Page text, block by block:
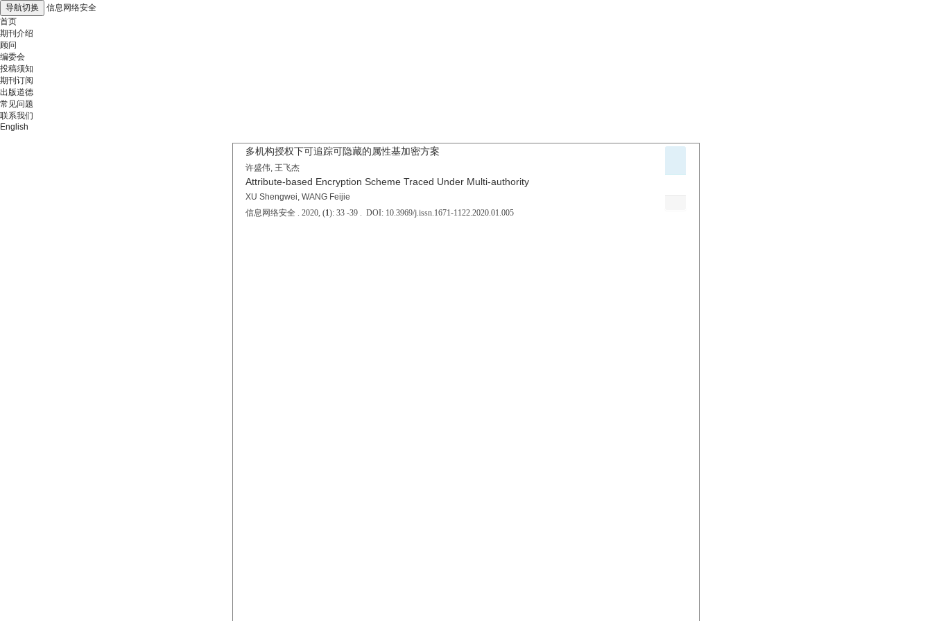
导航切换
信息网络安全
首页
期刊介绍
顾问
编委会
投稿须知
期刊订阅
出版道德
常见问题
联系我们
English
多机构授权下可追踪可隐藏的属性基加密方案
许盛伟, 王飞杰
Attribute-based Encryption Scheme Traced Under Multi-authority
XU Shengwei, WANG Feijie
信息网络安全 . 2020, (1): 33 -39 . DOI: 10.3969/j.issn.1671-1122.2020.01.005